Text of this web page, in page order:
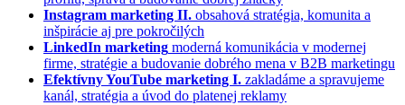
Instagram marketing II. obsahová stratégia, komunita a
inšpirácie aj pre pokročilých
LinkedIn marketing moderná komunikácia v modernej
firme, stratégie a budovanie dobrého mena v B2B marketingu
Efektívny YouTube marketing I. zakladáme a spravujeme
kanál, stratégia a úvod do platenej reklamy